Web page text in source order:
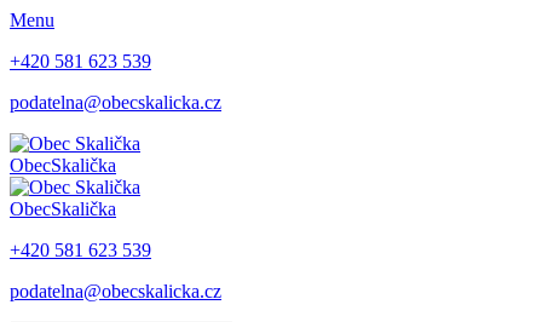
Menu
+420 581 623 539
podatelna@obecskalicka.cz
ObecSkalička
ObecSkalička
+420 581 623 539
podatelna@obecskalicka.cz